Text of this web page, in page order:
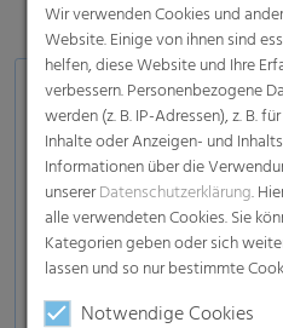
Anwendungen
Hygiene und
Industrielle
Bauindustrie
Möbelindustrie
Filtration
Wir verwenden Cookies und
Website. Einige von ihnen sind
helfen, diese Website und Ihre
verbessern. Personenbezogene
werden (z. B. IP-Adressen), z. B.
Inhalte oder Anzeigen- und
Informationen über die
unsererDatenschutzerklärung.
alle verwendeten Cookies. Sie
Kategorien geben oder sich
lassen und so nur bestimmte
Notwendige Cookies